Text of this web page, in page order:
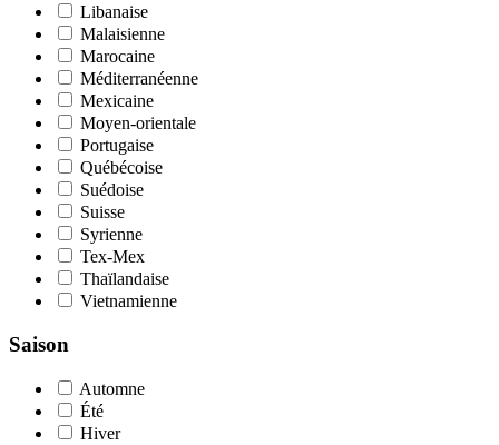
Libanaise
Malaisienne
Marocaine
Méditerranéenne
Mexicaine
Moyen-orientale
Portugaise
Québécoise
Suédoise
Suisse
Syrienne
Tex-Mex
Thaïlandaise
Vietnamienne
Saison
Automne
Été
Hiver